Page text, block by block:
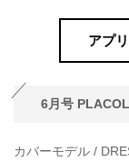
アプ
6月号
カバーモデル /